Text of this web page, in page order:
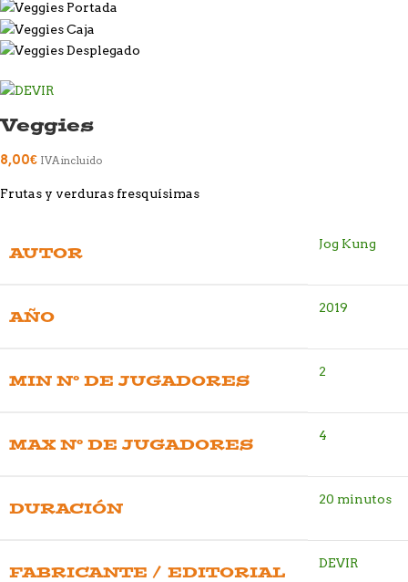
Veggies
8,00€ IVA incluido
Frutas y verduras fresquísimas
AUTOR Jog Kung
AÑO 2019
MIN Nº DE JUGADORES 2
MAX Nº DE JUGADORES 4
DURACIÓN 20 minutos
FABRICANTE / EDITORIAL DEVIR